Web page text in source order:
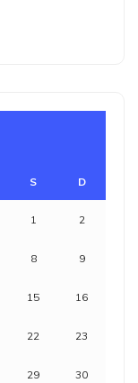
S D
1 2
8 9
15 16
22 23
29 30